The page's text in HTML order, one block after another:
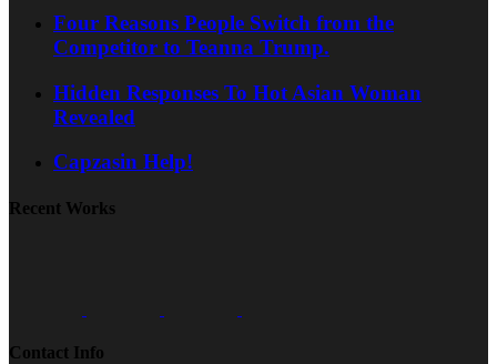
Four Reasons People Switch from the
Competitor to Teanna Trump.
Hidden Responses To Hot Asian Woman
Revealed
Capzasin Help!
Recent Works
Contact Info